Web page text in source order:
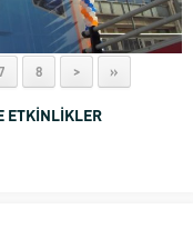
8 > »
ETKİNLİKLER